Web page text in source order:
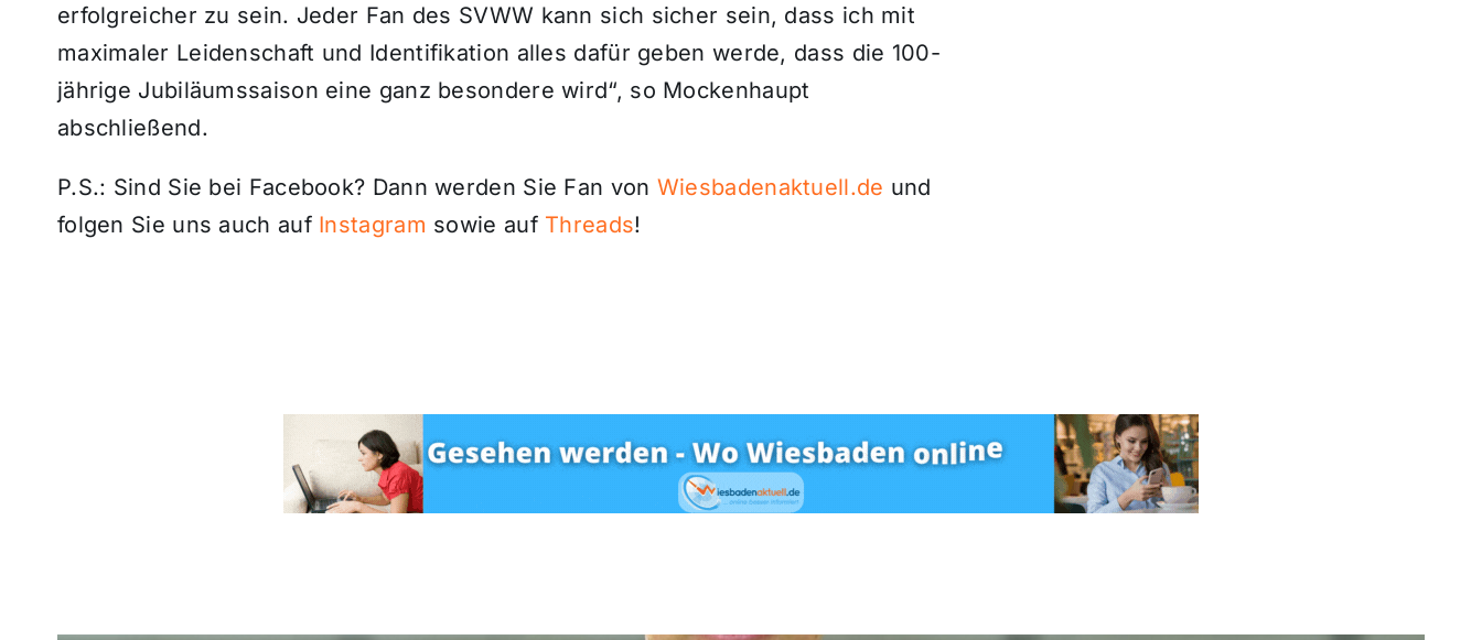
erfolgreicher zu sein. Jeder Fan des SVWW kann sich sicher sein, dass ich mit
maximaler Leidenschaft und Identifikation alles dafür geben werde, dass die 100-
jährige Jubiläumssaison eine ganz besondere wird“, so Mockenhaupt
abschließend.
P.S.: Sind Sie bei Facebook? Dann werden Sie Fan von Wiesbadenaktuell.de und
folgen Sie uns auch auf Instagram sowie auf Threads!